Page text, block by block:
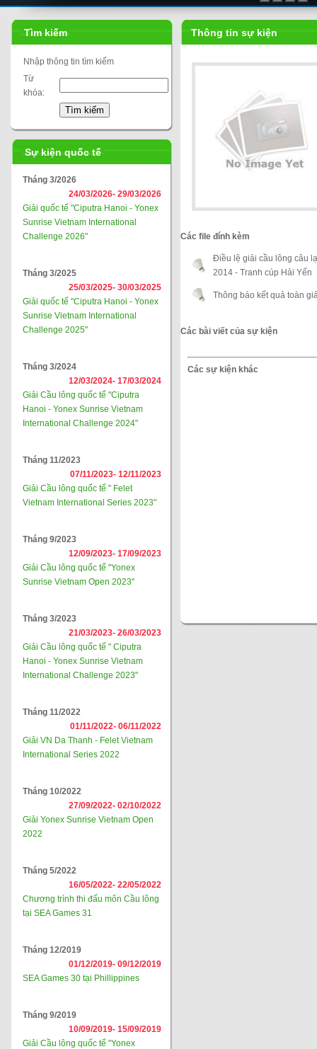
Liên đoàn cầu lông thế giới
Tìm kiếm
Nhập thông tin tìm kiếm
Từ
khóa:
Sự kiện quốc tế
Tháng 3/2026
24/03/2026- 29/03/2026
Giải quốc tế "Ciputra Hanoi - Yonex
Sunrise Vietnam International
Challenge 2026"
Tháng 3/2025
25/03/2025- 30/03/2025
Giải quốc tế "Ciputra Hanoi - Yonex
Sunrise Vietnam International
Challenge 2025"
Tháng 3/2024
12/03/2024- 17/03/2024
Giải Cầu lông quốc tế "Ciputra
Hanoi - Yonex Sunrise Vietnam
International Challenge 2024"
Tháng 11/2023
07/11/2023- 12/11/2023
Giải Cầu lông quốc tế " Felet
Vietnam International Series 2023"
Tháng 9/2023
12/09/2023- 17/09/2023
Giải Cầu lông quốc tế "Yonex
Sunrise Vietnam Open 2023"
Tháng 3/2023
21/03/2023- 26/03/2023
Giải Cầu lông quốc tế " Ciputra
Hanoi - Yonex Sunrise Vietnam
International Challenge 2023"
Tháng 11/2022
01/11/2022- 06/11/2022
Giải VN Da Thanh - Felet Vietnam
International Series 2022
Tháng 10/2022
27/09/2022- 02/10/2022
Giải Yonex Sunrise Vietnam Open
2022
Tháng 5/2022
16/05/2022- 22/05/2022
Chương trình thi đấu môn Cầu lông
tại SEA Games 31
Tháng 12/2019
01/12/2019- 09/12/2019
SEA Games 30 tại Phillippines
Tháng 9/2019
10/09/2019- 15/09/2019
Giải Cầu lông quốc tế "Yonex
Thông tin sự kiện
Các file đính kèm
Điều lệ giải cầu lông câu
2014 - Tranh cúp Hải Yến
Thông báo kết quả toàn
Các bài viết của sự kiện
Các sự kiện khác